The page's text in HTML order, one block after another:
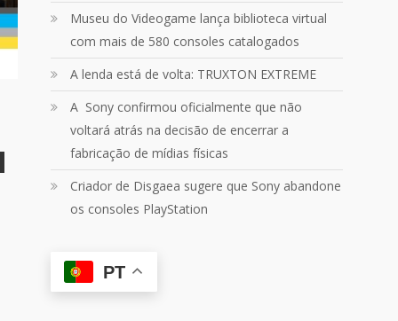
Quebrando o Controle @qocoficial
Confira em nosso site o mais
recente REVIEW de Skull & Bones.
Mais em:
1 1 Twitter
Museu do Videogame lança biblioteca virtual
com mais de 580 consoles catalogados
A lenda está de volta: TRUXTON EXTREME
A Sony confirmou oficialmente que não
voltará atrás na decisão de encerrar a
fabricação de mídias físicas
Criador de Disgaea sugere que Sony abandone
os consoles PlayStation
PT